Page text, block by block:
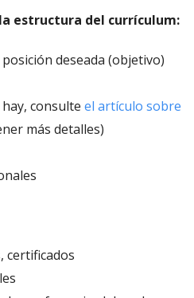
estructura del currículum:
deseada (objetivo)
consulte el artículo sobre
más detalles)
certificados